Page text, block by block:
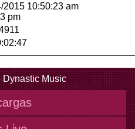
2015 10:50:23 am
pm
Music